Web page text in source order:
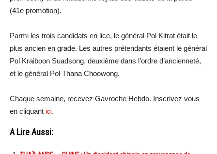
(41e promotion).
Parmi les trois candidats en lice, le général Pol Kitrat était le
plus ancien en grade. Les autres prétendants étaient le général
Pol Kraiboon Suadsong, deuxième dans l’ordre d’ancienneté,
et le général Pol Thana Choowong.
Chaque semaine, recevez Gavroche Hebdo. Inscrivez vous
en cliquant ici.
A Lire Aussi: